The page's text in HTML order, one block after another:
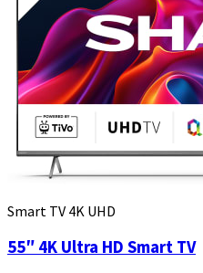
Smart TV 4K UHD
55″ 4K Ultra HD Smart TV